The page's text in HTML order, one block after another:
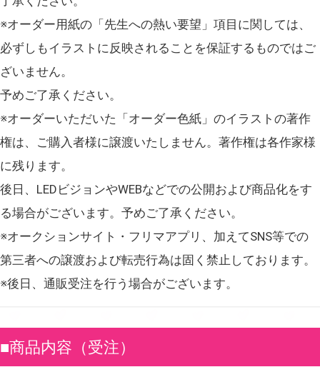
※オーダー用紙の「先生への熱い要望」項目に関しては、
必ずしもイラストに反映されることを保証するものではご
ざいません。
予めご了承ください。
※オーダーいただいた「オーダー色紙」のイラストの著作
権は、ご購入者様に譲渡いたしません。著作権は各作家様
に残ります。
後日、LEDビジョンやWEBなどでの公開および商品化をす
る場合がございます。予めご了承ください。
※オークションサイト・フリマアプリ、加えてSNS等での
第三者への譲渡および転売行為は固く禁止しております。
※後日、通販受注を行う場合がございます。
■商品内容（受注）